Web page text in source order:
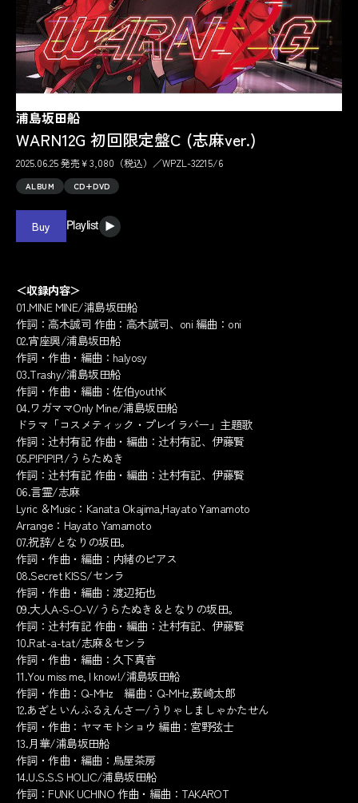
浦島坂田船
WARN12G 初回限定盤C (志麻ver.)
2025.06.25 発売￥3,080（税込）／WPZL-32215/6
ALBUM CD+DVD
Buy Playlist
＜収録内容＞
01.MINE MINE/浦島坂田船
作詞：高木誠司 作曲：高木誠司、oni 編曲：oni
02.宵座興/浦島坂田船
作詞・作曲・編曲：halyosy
03.Trashy/浦島坂田船
作詞・作曲・編曲：佐伯youthK
04.ワガママOnly Mine/浦島坂田船
ドラマ「コスメティック・プレイラバー」主題歌
作詞：辻村有記 作曲・編曲：辻村有記、伊藤賢
05.P!P!P!P!/うらたぬき
作詞：辻村有記 作曲・編曲：辻村有記、伊藤賢
06.言霊/志麻
Lyric ＆Music：Kanata Okajima,Hayato Yamamoto
Arrange：Hayato Yamamoto
07.祝辞/となりの坂田。
作詞・作曲・編曲：内緒のピアス
08.Secret KISS/センラ
作詞・作曲・編曲：渡辺拓也
09.大人A-S-O-V/うらたぬき＆となりの坂田。
作詞：辻村有記 作曲・編曲：辻村有記、伊藤賢
10.Rat-a-tat/志麻＆センラ
作詞・作曲・編曲：久下真音
11.You miss me, I know!/浦島坂田船
作詞・作曲：Q-MHz 編曲：Q-MHz,薮崎太郎
12.あざといんふるえんさー/うりゃしましゃかたせん
作詞・作曲：ヤマモトショウ 編曲：宮野弦士
13.月華/浦島坂田船
作詞・作曲・編曲：烏屋茶房
14.U.S.S.S HOLIC/浦島坂田船
作詞：FUNK UCHINO 作曲・編曲：TAKAROT